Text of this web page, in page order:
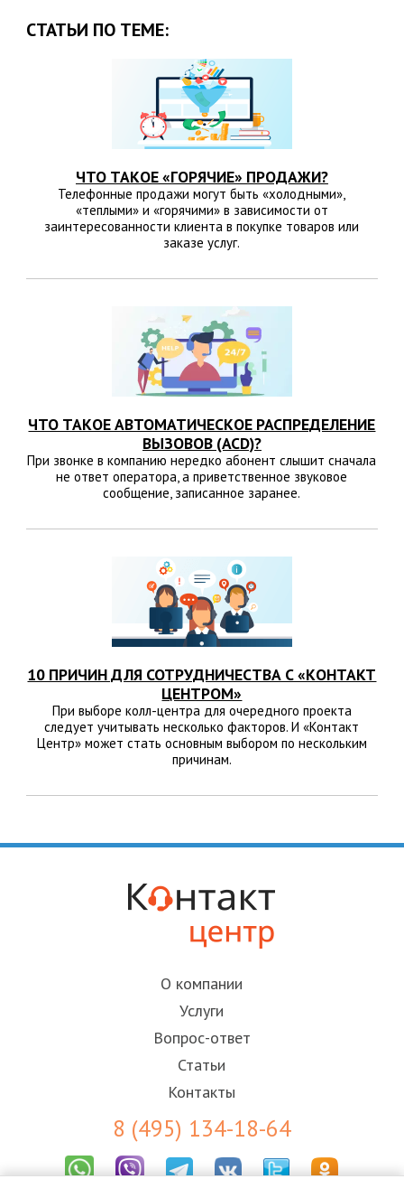
СТАТЬИ ПО ТЕМЕ:
ЧТО ТАКОЕ «ГОРЯЧИЕ» ПРОДАЖИ?
Телефонные продажи могут быть «холодными»,
«теплыми» и «горячими» в зависимости от
заинтересованности клиента в покупке товаров или
заказе услуг.
ЧТО ТАКОЕ АВТОМАТИЧЕСКОЕ РАСПРЕДЕЛЕНИЕ
ВЫЗОВОВ (ACD)?
При звонке в компанию нередко абонент слышит сначала
не ответ оператора, а приветственное звуковое
сообщение, записанное заранее.
10 ПРИЧИН ДЛЯ СОТРУДНИЧЕСТВА С «КОНТАКТ
ЦЕНТРОМ»
При выборе колл-центра для очередного проекта
следует учитывать несколько факторов. И «Контакт
Центр» может стать основным выбором по нескольким
причинам.
О компании
Услуги
Вопрос-ответ
Статьи
Контакты
8 (495) 134-18-64